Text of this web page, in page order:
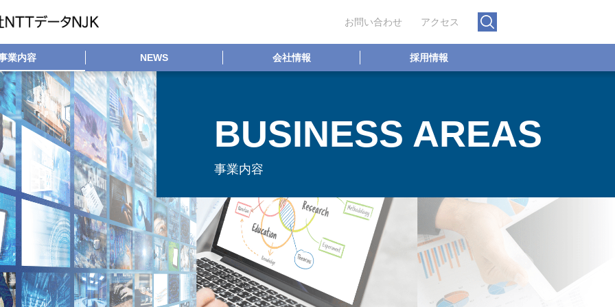
お問い合わせ アクセス
業内容 NEWS 会社情報 採用情報
BUSINESS AREAS
事業内容